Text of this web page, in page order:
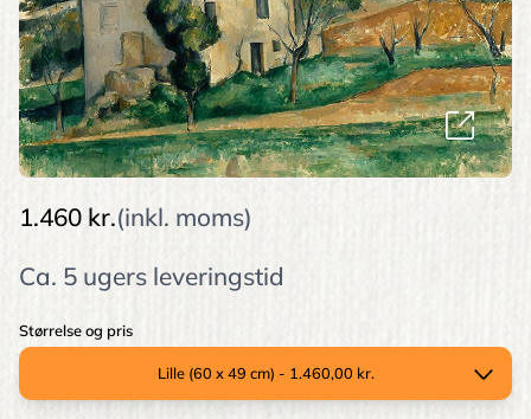
1.460 kr.(inkl. moms)
Ca. 5 ugers leveringstid
Størrelse og pris